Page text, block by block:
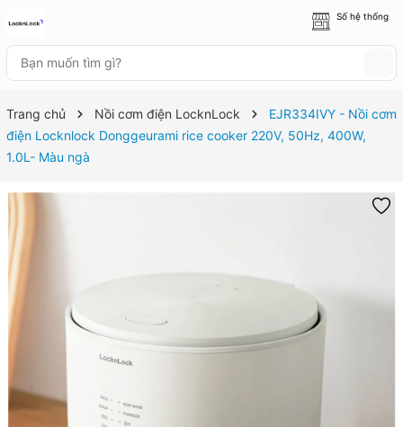
Số hệ thống
Trang chủ Nồi cơm điện LocknLock
EJR334IVY - Nồi cơm
điện Locknlock Donggeurami rice cooker 220V, 50Hz, 400W,
1.0L- Màu ngà